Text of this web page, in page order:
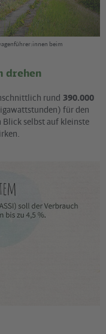
beim
drehen
rund 390.000
für den
Blick selbst auf kleinste